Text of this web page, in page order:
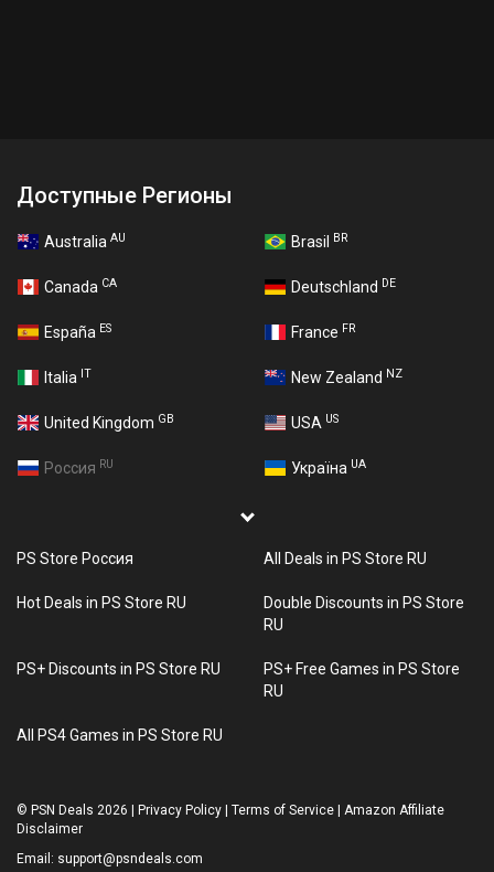
Доступные Регионы
Australia AU Brasil BR
Canada CA Deutschland DE
España ES France FR
Italia IT New Zealand NZ
United Kingdom GB USA US
Россия RU Україна UA
PS Store Россия All Deals in PS Store RU
Hot Deals in PS Store RU
Double Discounts in PS Store
RU
PS+ Discounts in PS Store RU
PS+ Free Games in PS Store
RU
All PS4 Games in PS Store RU
© PSN Deals 2026 Privacy Policy Terms of Service
Amazon Affiliate
Disclaimer
Email: support@psndeals.com